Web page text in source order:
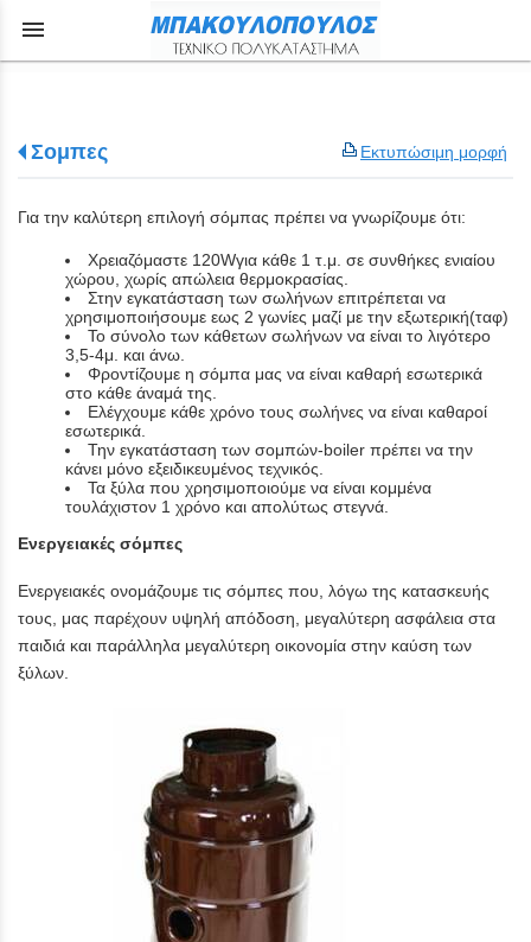
menu
Εκτυπώσιμη μορφή
Σομπες
Για την καλύτερη επιλογή σόμπας πρέπει να γνωρίζουμε ότι:
Χρειαζόμαστε 120Wγια κάθε 1 τ.μ. σε συνθήκες ενιαίου
χώρου, χωρίς απώλεια θερμοκρασίας.
Στην εγκατάσταση των σωλήνων επιτρέπεται να
χρησιμοποιήσουμε εως 2 γωνίες μαζί με την εξωτερική(ταφ)
Το σύνολο των κάθετων σωλήνων να είναι το λιγότερο
3,5-4μ. και άνω.
Φροντίζουμε η σόμπα μας να είναι καθαρή εσωτερικά
στο κάθε άναμά της.
Ελέγχουμε κάθε χρόνο τους σωλήνες να είναι καθαροί
εσωτερικά.
Την εγκατάσταση των σομπών-boiler πρέπει να την
κάνει μόνο εξειδικευμένος τεχνικός.
Τα ξύλα που χρησιμοποιούμε να είναι κομμένα
τουλάχιστον 1 χρόνο και απολύτως στεγνά.
Ενεργειακές σόμπες
Ενεργειακές ονομάζουμε τις σόμπες που, λόγω της κατασκευής
τους, μας παρέχουν υψηλή απόδοση, μεγαλύτερη ασφάλεια στα
παιδιά και παράλληλα μεγαλύτερη οικονομία στην καύση των
ξύλων.